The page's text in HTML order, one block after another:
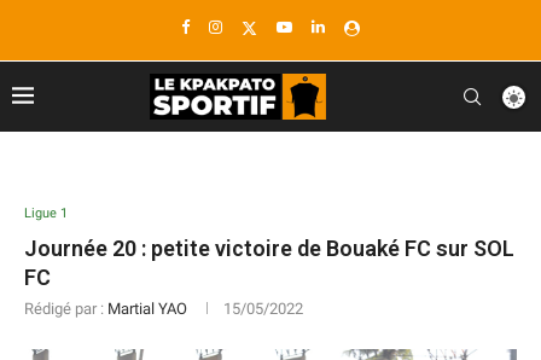
Ligue 1
Journée 20 : petite victoire de Bouaké FC sur SOL
FC
Rédigé par : Martial YAO 15/05/2022